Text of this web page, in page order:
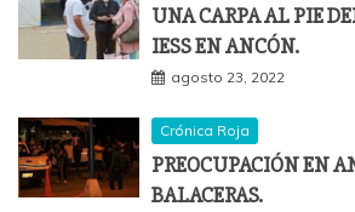
UNA CARPA AL PIE
IESS EN ANCÓN.
agosto 23, 2022
Crónica Roja
PREOCUPACIÓN EN
BALACERAS.